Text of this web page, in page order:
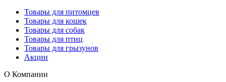
Товары для питомцев
Товары для кошек
Товары для собак
Товары для птиц
Товары для грызунов
Акции
О Компании